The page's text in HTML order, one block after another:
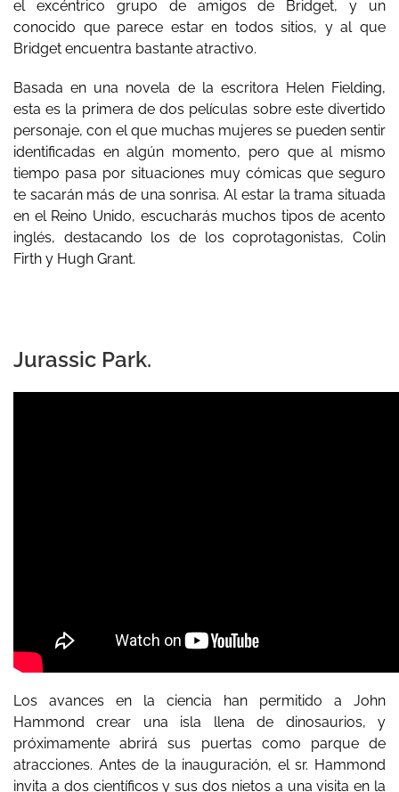
el excéntrico grupo de amigos de Bridget, y un
conocido que parece estar en todos sitios, y al que
Bridget encuentra bastante atractivo.
Basada en una novela de la escritora Helen Fielding,
esta es la primera de dos películas sobre este divertido
personaje, con el que muchas mujeres se pueden sentir
identificadas en algún momento, pero que al mismo
tiempo pasa por situaciones muy cómicas que seguro
te sacarán más de una sonrisa. Al estar la trama situada
en el Reino Unido, escucharás muchos tipos de acento
inglés, destacando los de los coprotagonistas, Colin
Firth y Hugh Grant.
Jurassic Park.
Los avances en la ciencia han permitido a John
Hammond crear una isla llena de dinosaurios, y
próximamente abrirá sus puertas como parque de
atracciones. Antes de la inauguración, el sr. Hammond
invita a dos científicos y sus dos nietos a una visita en la